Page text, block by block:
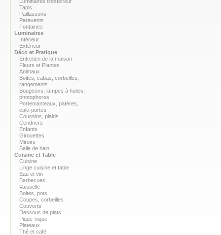
Tapis
Paillassons
Paravents
Fontaines
Luminaires
Intérieur
Extérieur
Déco et Pratique
Entretien de la maison
Fleurs et Plantes
Animaux
Boites, cabas, corbeilles,
rangements
Bougeoirs, lampes à huiles,
photophores
Portemanteaux, patères,
cale-portes
Coussins, plaids
Cendriers
Enfants
Girouettes
Miroirs
Salle de bain
Cuisine et Table
Cuisine
Linge cuisine et table
Eau et vin
Barbecues
Vaisselle
Boites, pots
Coupes, corbeilles
Couverts
Dessous de plats
Pique-nique
Plateaux
Thé et café